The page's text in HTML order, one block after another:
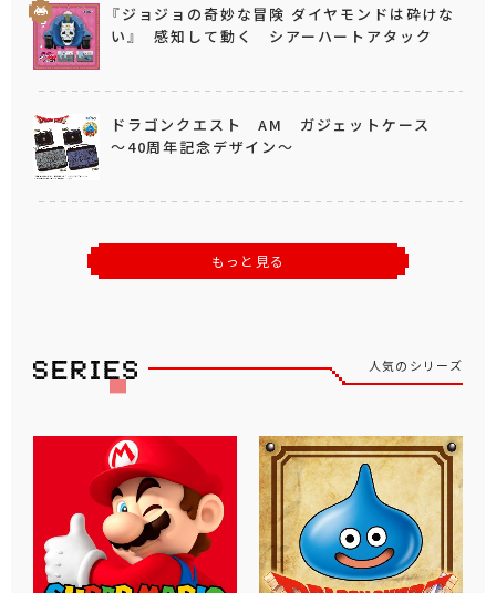
『ジョジョの奇妙な冒険 ダイヤモンドは砕けな
い』 感知して動く シアーハートアタック
ドラゴンクエスト AM ガジェットケース
～40周年記念デザイン～
もっと見る
人気のシリーズ